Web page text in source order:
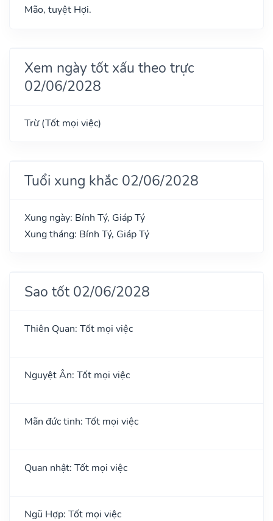
Mão, tuyệt Hợi.
Xem ngày tốt xấu theo trực
02/06/2028
Trừ (Tốt mọi việc)
Tuổi xung khắc 02/06/2028
Xung ngày: Bính Tý, Giáp Tý
Xung tháng: Bính Tý, Giáp Tý
Sao tốt 02/06/2028
Thiên Quan: Tốt mọi việc
Nguyệt Ân: Tốt mọi việc
Mãn đức tinh: Tốt mọi việc
Quan nhật: Tốt mọi việc
Ngũ Hợp: Tốt mọi việc